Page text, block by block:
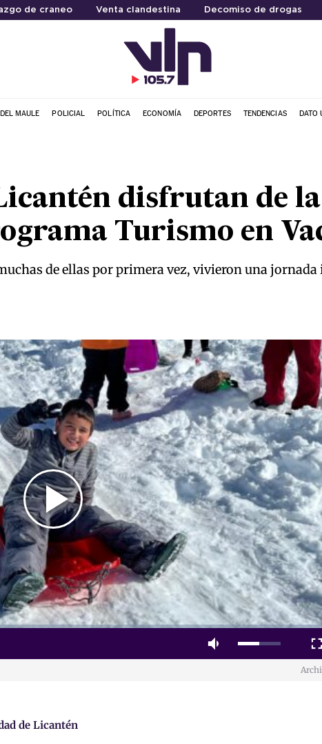
de craneo Venta clandestina Decomiso de drogas
MAULE POLICIAL POLÍTICA ECONOMÍA DEPORTES TENDENCIAS DATO
disfrutan de
Turismo en
de ellas por primera vez, vivieron una
Play
Video
Mute
de Licantén